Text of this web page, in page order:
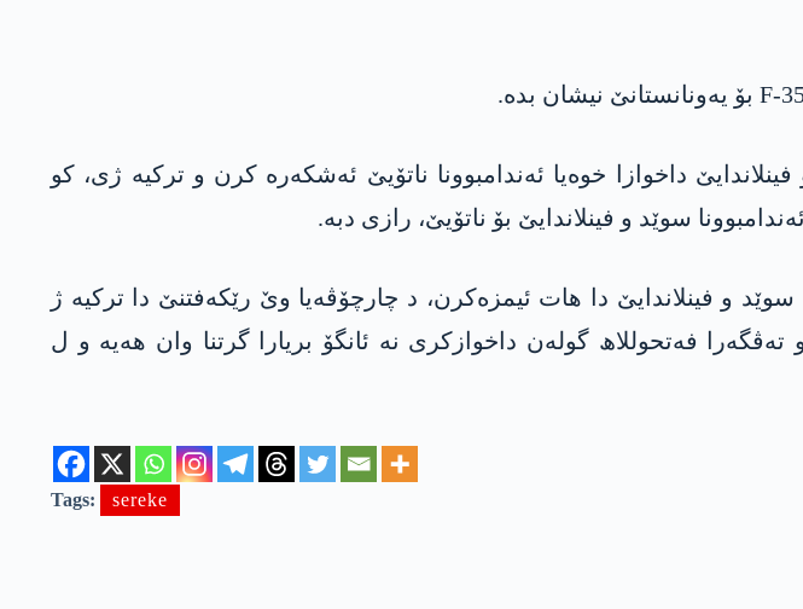
داخوازا خوەیا ئەندامبوونا ناتۆیێ ئەشکەرە کرن و ترکیە ژی، کو
سوێد و فینلاندایێ بۆ ناتۆیێ، رازی دبە.
د ناڤبەرا ترکیە، سوێد و فینلاندایێ دا ھات ئیمزەکرن، د چارچۆڤەیا وێ رێکەفتنێ دا ترکیە ژ
فەتحوللاھ گولەن داخوازکری نە ئانگۆ بریارا گرتنا وان ھەیە و ل
Tags: sereke